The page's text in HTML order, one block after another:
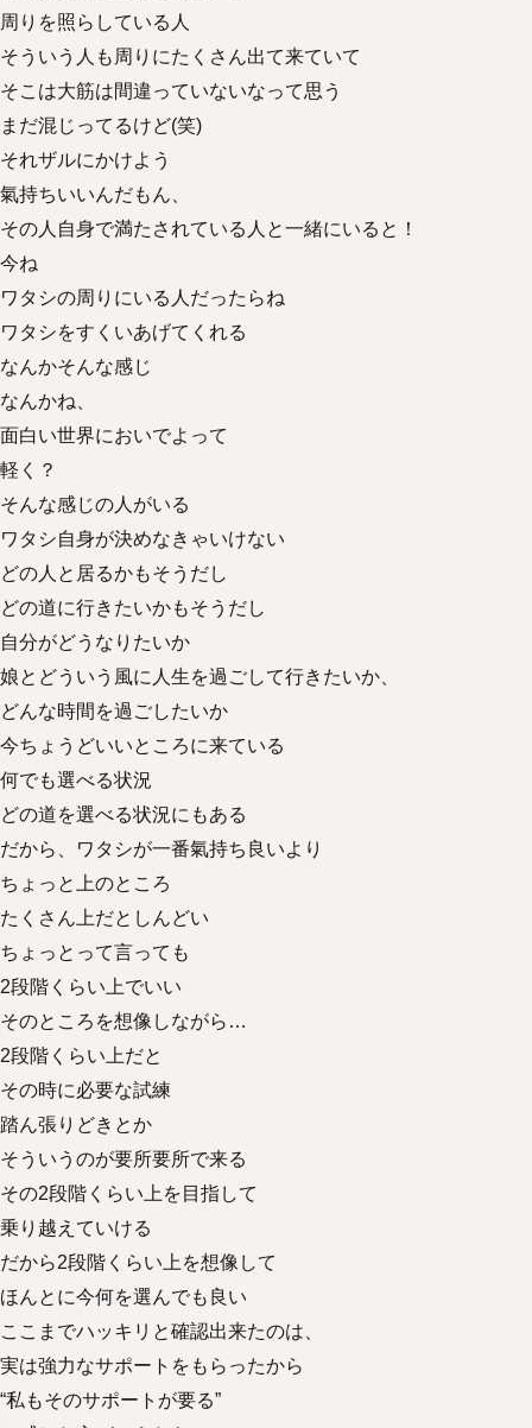
周りを照らしている人
そういう人も周りにたくさん出て来ていて
そこは大筋は間違っていないなって思う
まだ混じってるけど(笑)
それザルにかけよう
氣持ちいいんだもん、
その人自身で満たされている人と一緒にいると！
今ね
ワタシの周りにいる人だったらね
ワタシをすくいあげてくれる
なんかそんな感じ
なんかね、
面白い世界においでよって
軽く？
そんな感じの人がいる
ワタシ自身が決めなきゃいけない
どの人と居るかもそうだし
どの道に行きたいかもそうだし
自分がどうなりたいか
娘とどういう風に人生を過ごして行きたいか、
どんな時間を過ごしたいか
今ちょうどいいところに来ている
何でも選べる状況
どの道を選べる状況にもある
だから、ワタシが一番氣持ち良いより
ちょっと上のところ
たくさん上だとしんどい
ちょっとって言っても
2段階くらい上でいい
そのところを想像しながら…
2段階くらい上だと
その時に必要な試練
踏ん張りどきとか
そういうのが要所要所で来る
その2段階くらい上を目指して
乗り越えていける
だから2段階くらい上を想像して
ほんとに今何を選んでも良い
ここまでハッキリと確認出来たのは、
実は強力なサポートをもらったから
“私もそのサポートが要る”